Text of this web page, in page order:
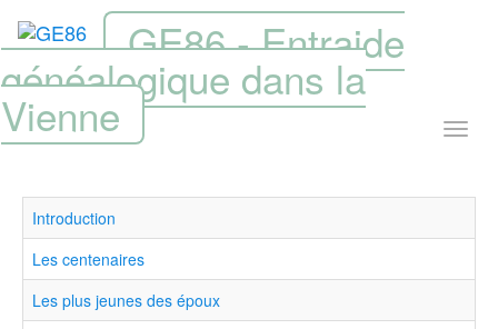
GE86 - Entraide
généalogique dans la
Vienne
Introduction
Les centenaires
Les plus jeunes des époux